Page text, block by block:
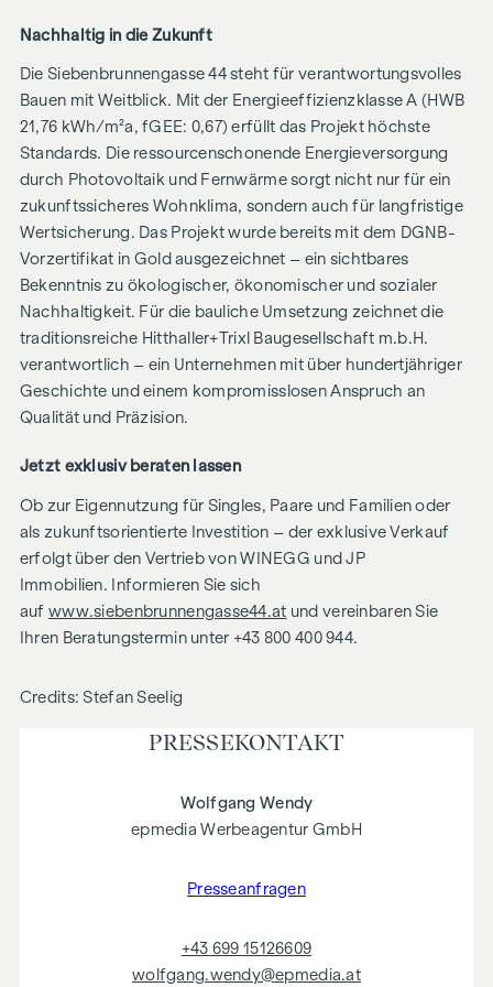
Nachhaltig in die Zukunft
Die Siebenbrunnengasse 44 steht für verantwortungsvolles
Bauen mit Weitblick. Mit der Energieeffizienzklasse A (HWB
21,76 kWh/m²a, fGEE: 0,67) erfüllt das Projekt höchste
Standards. Die ressourcenschonende Energieversorgung
durch Photovoltaik und Fernwärme sorgt nicht nur für ein
zukunftssicheres Wohnklima, sondern auch für langfristige
Wertsicherung. Das Projekt wurde bereits mit dem DGNB-
Vorzertifikat in Gold ausgezeichnet – ein sichtbares
Bekenntnis zu ökologischer, ökonomischer und sozialer
Nachhaltigkeit. Für die bauliche Umsetzung zeichnet die
traditionsreiche Hitthaller+Trixl Baugesellschaft m.b.H.
verantwortlich – ein Unternehmen mit über hundertjähriger
Geschichte und einem kompromisslosen Anspruch an
Qualität und Präzision.
Jetzt exklusiv beraten lassen
Ob zur Eigennutzung für Singles, Paare und Familien oder
als zukunftsorientierte Investition – der exklusive Verkauf
erfolgt über den Vertrieb von WINEGG und JP
Immobilien. Informieren Sie sich
aufwww.siebenbrunnengasse44.at und vereinbaren Sie
Ihren Beratungstermin unter +43 800 400 944.
Credits: Stefan Seelig
PRESSE­KONTAKT
Wolfgang Wendy
epmedia Werbeagentur GmbH
Presseanfragen
+43 699 15126609
wolfgang.wendy@epmedia.at